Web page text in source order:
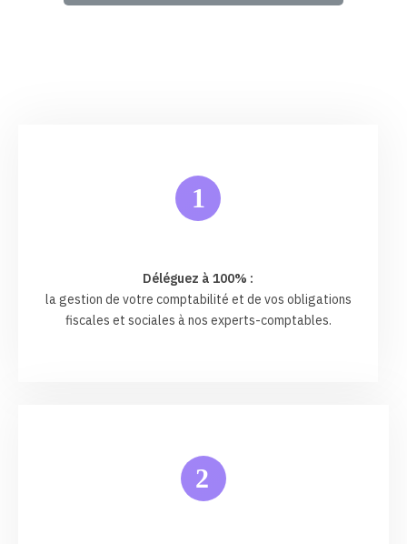
1
Déléguez à 100% :
la gestion de votre comptabilité et de vos obligations
fiscales et sociales à nos experts-comptables.
2